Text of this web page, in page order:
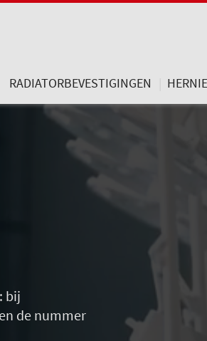
bij
de nummer
RADIATORBEVESTIGINGEN